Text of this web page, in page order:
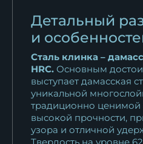
Нож Тайга
Нож
25 753₽
Детальный
и
Сталь клинка –
HRC. Основным
выступает дамасская
уникальной
традиционно ценимой
высокой прочности,
узора и отличной